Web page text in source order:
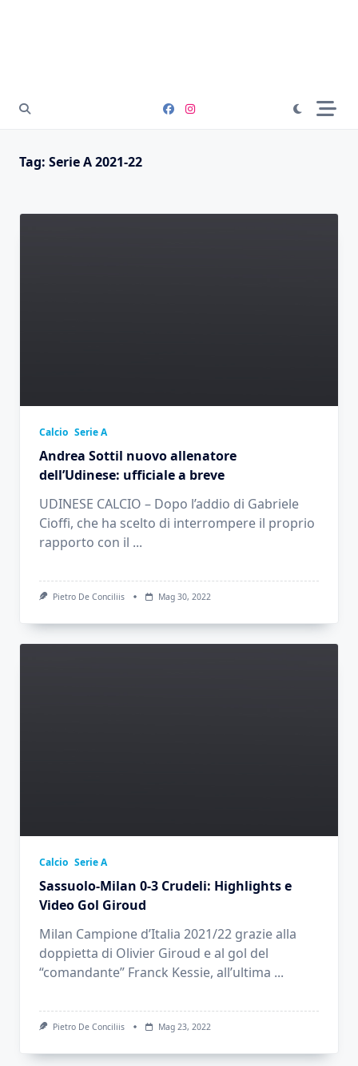
Tag: Serie A 2021-22
Calcio Serie A
Andrea Sottil nuovo allenatore
dell’Udinese: ufficiale a breve
UDINESE CALCIO – Dopo l’addio di Gabriele
Cioffi, che ha scelto di interrompere il proprio
rapporto con il ...
Pietro De Conciliis Mag 30, 2022
Calcio Serie A
Sassuolo-Milan 0-3 Crudeli: Highlights e
Video Gol Giroud
Milan Campione d’Italia 2021/22 grazie alla
doppietta di Olivier Giroud e al gol del
“comandante” Franck Kessie, all’ultima ...
Pietro De Conciliis Mag 23, 2022